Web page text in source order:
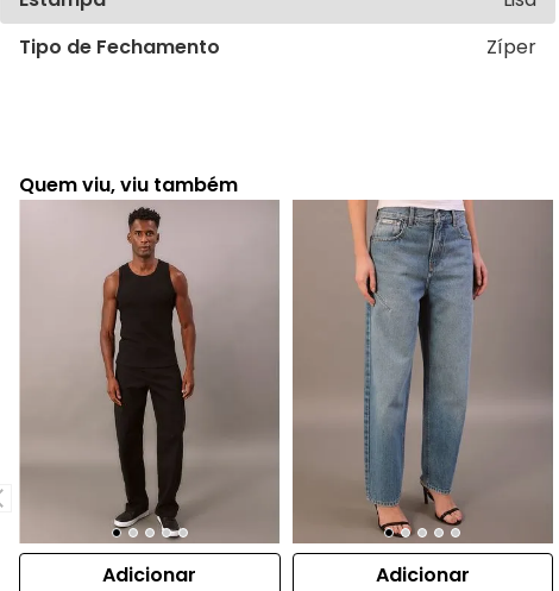
Tipo de Fechamento
Zíper
Quem viu, viu também
Adicionar Adicionar